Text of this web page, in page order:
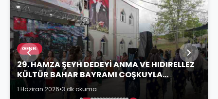
GENEL
29. HAMZA ŞEYH DEDEYİ ANMA VE HIDIRELLEZ
KÜLTÜR BAHAR BAYRAMI COŞKUYLA
KUTLANDI
1 Haziran 2026•3 dk okuma